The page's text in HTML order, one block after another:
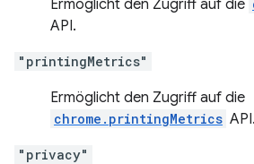
Ermöglicht den Zugriff auf die
API.
"printingMetrics"
Ermöglicht den Zugriff auf die
chrome.printingMetrics API.
"privacy"